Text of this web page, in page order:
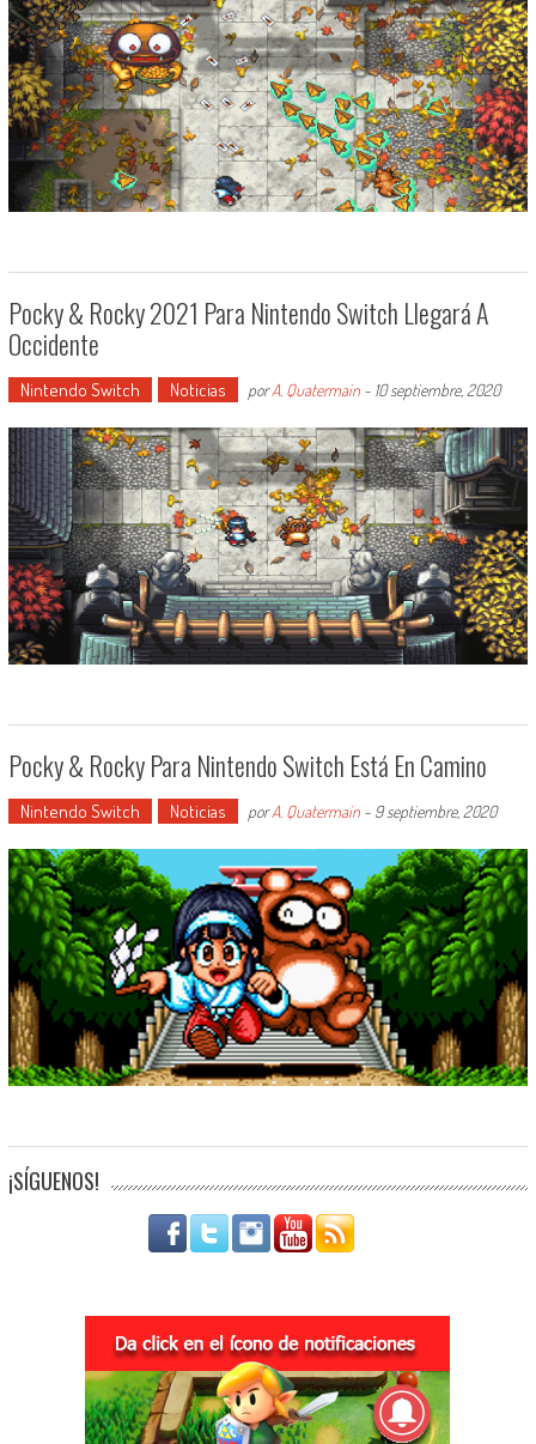
Pocky & Rocky 2021 Para Nintendo Switch Llegará A
Occidente
Nintendo Switch Noticias porA. Quatermain- 10 septiembre, 2020
Pocky & Rocky Para Nintendo Switch Está En Camino
Nintendo Switch Noticias porA. Quatermain- 9 septiembre, 2020
¡SÍGUENOS!